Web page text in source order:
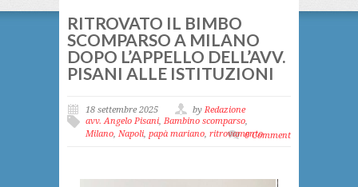
RITROVATO IL BIMBO
SCOMPARSO A MILANO
DOPO L’APPELLO DELL’AVV.
PISANI ALLE ISTITUZIONI
18 settembre 2025 byRedazione
avv. Angelo Pisani, Bambino scomparso,
Milano, Napoli, papà mariano, ritrovamento0 Comment